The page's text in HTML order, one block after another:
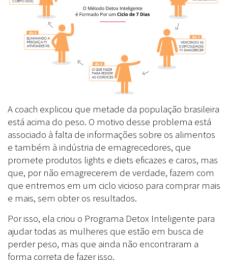
A coach explicou que metade da população brasileira
está acima do peso. O motivo desse problema está
associado à falta de informações sobre os alimentos
e também à indústria de emagrecedores, que
promete produtos lights e diets eficazes e caros, mas
que, por não emagrecerem de verdade, fazem com
que entremos em um ciclo vicioso para comprar mais
e mais, sem obter os resultados.
Por isso, ela criou o Programa Detox Inteligente para
ajudar todas as mulheres que estão em busca de
perder peso, mas que ainda não encontraram a
forma correta de fazer isso.